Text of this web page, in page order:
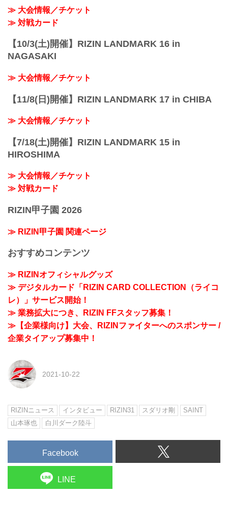
≫ 大会情報／チケット
≫ 対戦カード
【10/3(土)開催】RIZIN LANDMARK 16 in
NAGASAKI
≫ 大会情報／チケット
【11/8(日)開催】RIZIN LANDMARK 17 in CHIBA
≫ 大会情報／チケット
【7/18(土)開催】RIZIN LANDMARK 15 in
HIROSHIMA
≫ 大会情報／チケット
≫ 対戦カード
RIZIN甲子園 2026
≫ RIZIN甲子園 関連ページ
おすすめコンテンツ
≫ RIZINオフィシャルグッズ
≫ デジタルカード「RIZIN CARD COLLECTION（ライコ
レ）」サービス開始！
≫ 業務拡大につき、RIZIN FFスタッフ募集！
≫【企業様向け】大会、RIZINファイターへのスポンサー /
企業タイアップ募集中！
2021-10-22
RIZINニュース インタビュー RIZIN31 スダリオ剛
SAINT
山本琢也
白川ダーク陸斗
Facebook
LINE